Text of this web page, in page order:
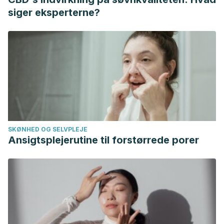
siger eksperterne?
SKØNHED OG SELVPLEJE
Ansigtsplejerutine til forstørrede porer